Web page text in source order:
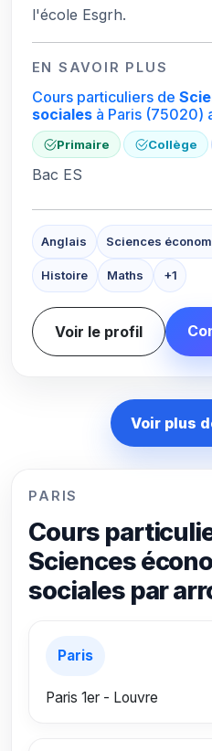
l'école Esgrh.
EN SAVOIR PLUS
Cours particuliers de
socialesà Paris (75020)
Primaire Collège
Bac ES
Anglais Sciences
Histoire Maths +1
Voir le profil
Voir plus
PARIS
Cours
Sciences
sociales par
Paris
Paris 1er - Louvre